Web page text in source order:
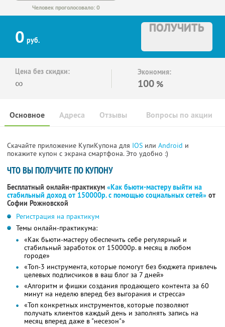
Человек проголосовало: 0
0 руб.
ПОЛУЧИТЬ
Цена без скидки:
∞
Экономия:
100 %
Основное Отзывы Вопросы по акции
Адреса
Скачайте приложение КупиКупона для IOS или Android и
покажите купон с экрана смартфона. Это удобно :)
ЧТО ВЫ ПОЛУЧИТЕ ПО КУПОНУ
Бесплатный онлайн-практикум «Как бьюти-мастеру выйти на
стабильный доход от 150000р. с помощью социальных сетей» от
Софии Рожновской
Регистрация на практикум
Темы онлайн-практикума:
«Как бьюти-мастеру обеспечить себе регулярный и
стабильный заработок от 150000р. в месяц в любом
городе»
«Топ-3 инструмента, которые помогут без бюджета привлечь
целевых подписчиков в ваш блог за 7 дней»
«Алгоритм и фишки создания продающего контента за 60
минут на неделю вперед без выгорания и стресса»
«Топ конкретных инструментов, которые позволяют
получать клиентов каждый день и заполнять запись на
месяц вперед даже в "несезон"»